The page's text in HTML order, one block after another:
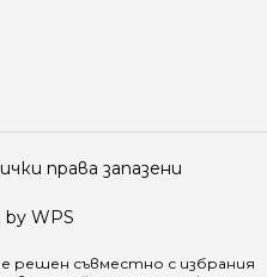
права запазени
by WPS
решен съвместно с избрания